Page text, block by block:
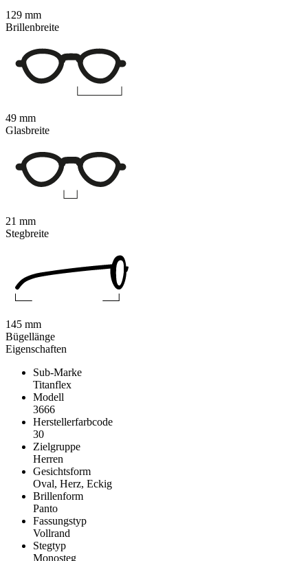
Eigenschaften
Sub-Marke
Titanflex
Modell
3666
Herstellerfarbcode
30
Zielgruppe
Herren
Gesichtsform
Oval, Herz, Eckig
Brillenform
Panto
Fassungstyp
Vollrand
Stegtyp
Monosteg
129 mm
Brillenbreite
49 mm
Glasbreite
21 mm
Stegbreite
145 mm
Bügellänge